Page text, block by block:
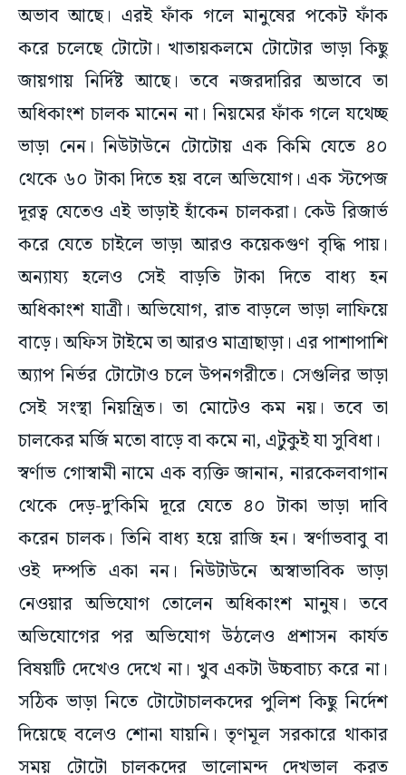
অভাব আছে। এরই ফাঁক গলে মানুষের পকেট ফাঁক
করে চলেছে টোটো। খাতায়কলমে টোটোর ভাড়া কিছু
জায়গায় নির্দিষ্ট আছে। তবে নজরদারির অভাবে তা
অধিকাংশ চালক মানেন না। নিয়মের ফাঁক গলে যথেচ্ছ
ভাড়া নেন। নিউটাউনে টোটোয় এক কিমি যেতে ৪০
থেকে ৬০ টাকা দিতে হয় বলে অভিযোগ। এক স্টপেজ
দূরত্ব যেতেও এই ভাড়াই হাঁকেন চালকরা। কেউ রিজার্ভ
করে যেতে চাইলে ভাড়া আরও কয়েকগুণ বৃদ্ধি পায়।
অন্যায্য হলেও সেই বাড়তি টাকা দিতে বাধ্য হন
অধিকাংশ যাত্রী। অভিযোগ, রাত বাড়লে ভাড়া লাফিয়ে
বাড়ে। অফিস টাইমে তা আরও মাত্রাছাড়া। এর পাশাপাশি
অ্যাপ নির্ভর টোটোও চলে উপনগরীতে। সেগুলির ভাড়া
সেই সংস্থা নিয়ন্ত্রিত। তা মোটেও কম নয়। তবে তা
চালকের মর্জি মতো বাড়ে বা কমে না, এটুকুই যা সুবিধা।
স্বর্ণাভ গোস্বামী নামে এক ব্যক্তি জানান, নারকেলবাগান
থেকে দেড়-দু’কিমি দূরে যেতে ৪০ টাকা ভাড়া দাবি
করেন চালক। তিনি বাধ্য হয়ে রাজি হন। স্বর্ণাভবাবু বা
ওই দম্পতি একা নন। নিউটাউনে অস্বাভাবিক ভাড়া
নেওয়ার অভিযোগ তোলেন অধিকাংশ মানুষ। তবে
অভিযোগের পর অভিযোগ উঠলেও প্রশাসন কার্যত
বিষয়টি দেখেও দেখে না। খুব একটা উচ্চবাচ্য করে না।
সঠিক ভাড়া নিতে টোটোচালকদের পুলিশ কিছু নির্দেশ
দিয়েছে বলেও শোনা যায়নি। তৃণমূল সরকারে থাকার
সময় টোটো চালকদের ভালোমন্দ দেখভাল করত